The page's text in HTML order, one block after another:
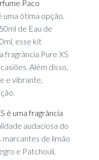
Paco
uma ótima opção.
de Eau de
esse kit
Pure XS
Além disso,
e vibrante,
é uma fragrância
audaciosa do
de limão
e Patchouli,